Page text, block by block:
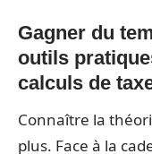
Gagner du
outils
calculs de
Connaître la
plus. Face à la